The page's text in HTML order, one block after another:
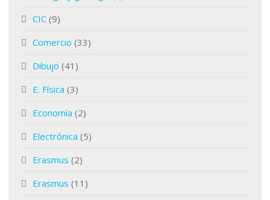
CIC (9)
Comercio (33)
Dibujo (41)
E. Física (3)
Economía (2)
Electrónica (5)
Erasmus (2)
Erasmus (11)